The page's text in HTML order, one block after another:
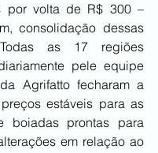
por volta de R$ 300 –
consolidação dessas
Todas as 17 regiões
pele equipe
Agrifatto fecharam a
estáveis para as
boiadas prontas para
em relação ao